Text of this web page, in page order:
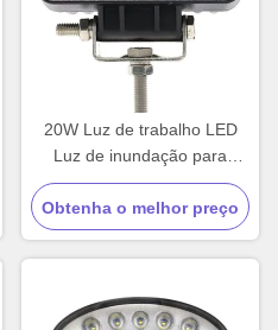
20W Luz de trabalho LED
Luz de inundação para
motocicleta SUV ATV Tractor
Obtenha o melhor preço